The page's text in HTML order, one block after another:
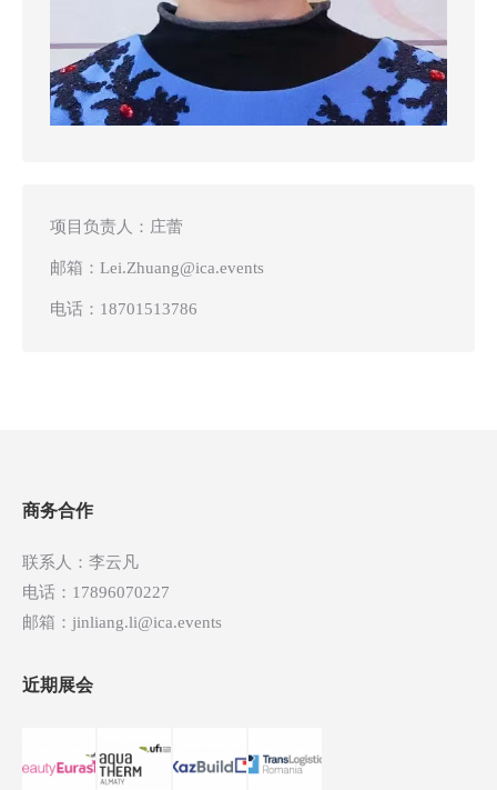
项目负责人：庄蕾
邮箱： Lei.Zhuang@ica.events
电话： 18701513786
商务合作
联系人：李云凡
电话：17896070227
邮箱：jinliang.li@ica.events
近期展会